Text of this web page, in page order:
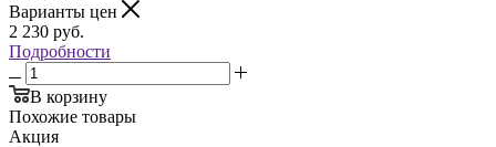
Варианты цен
2 230 руб.
Подробности
В корзину
Похожие товары
Акция